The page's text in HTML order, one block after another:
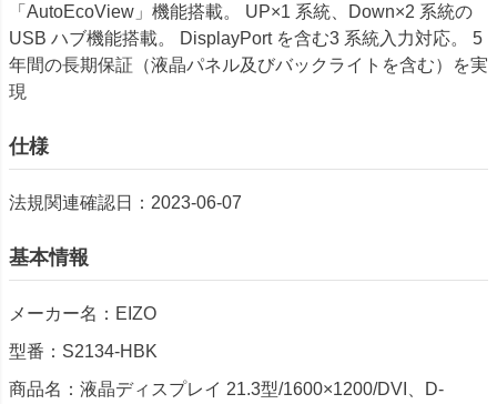
「AutoEcoView」機能搭載。 UP×1 系統、Down×2 系統の
USB ハブ機能搭載。 DisplayPort を含む3 系統入力対応。 5
年間の長期保証（液晶パネル及びバックライトを含む）を実
現
仕様
法規関連確認日：2023-06-07
基本情報
メーカー名：EIZO
型番：S2134-HBK
商品名：液晶ディスプレイ 21.3型/1600×1200/DVI、D-